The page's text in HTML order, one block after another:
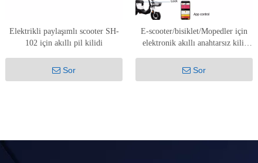
Elektrikli paylaşımlı scooter SH-
102 için akıllı pil kilidi
Sor
E-scooter/bisiklet/Mopedler için
elektronik akıllı anahtarsız kilit
Sor